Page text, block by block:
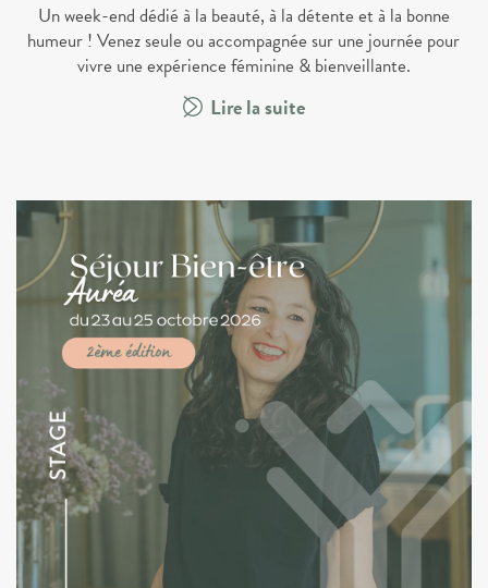
Un week-end dédié à la beauté, à la détente et à la bonne
humeur ! Venez seule ou accompagnée sur une journée pour
vivre une expérience féminine & bienveillante.
Lire la suite